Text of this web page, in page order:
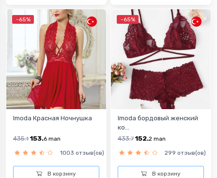
-65%
Imoda Красная Ночнушка
435.1 153.6 man
1003 отзыв(ов)
В корзину
-65%
Imoda бордовый женский
ко...
433.7 152.2 man
299 отзыв(ов)
В корзину